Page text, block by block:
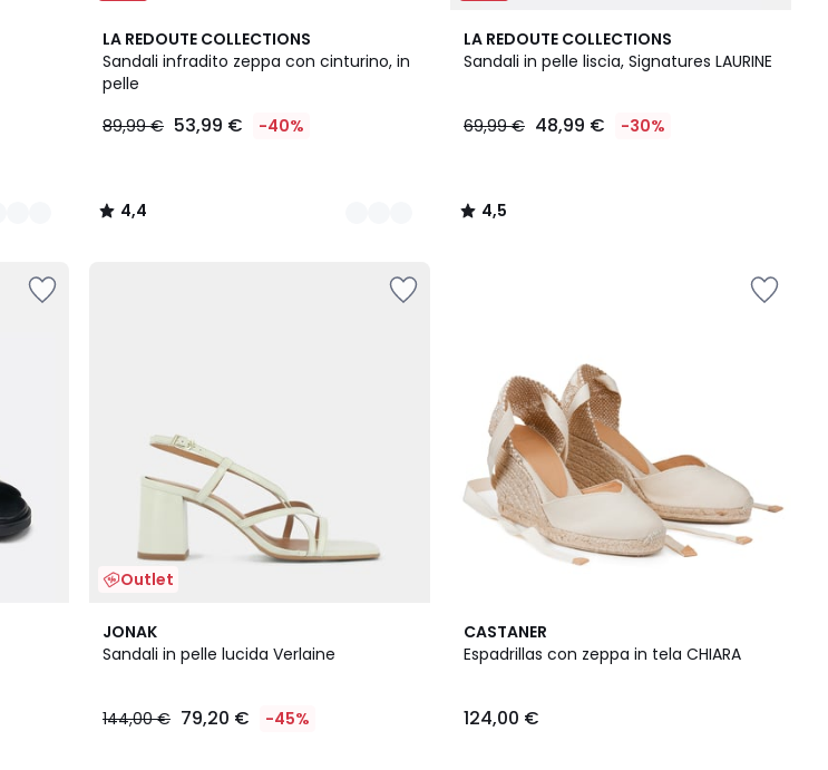
LA REDOUTE COLLECTIONS
Sandali infradito zeppa con cinturino, in
pelle
89,99 € 53,99 € -40%
4,4
/ 5
2
Colori
4,4
/
LA REDOUTE COLLECTIONS
Sandali in pelle liscia, Signatures LAURINE
69,99 € 48,99 € -30%
4,5
/ 5
4,5
/
Outlet
JONAK
Sandali in pelle lucida Verlaine
144,00 € 79,20 € -45%
4,3
/ 5
CASTANER
Espadrillas con zeppa in tela CHIARA
124,00 €